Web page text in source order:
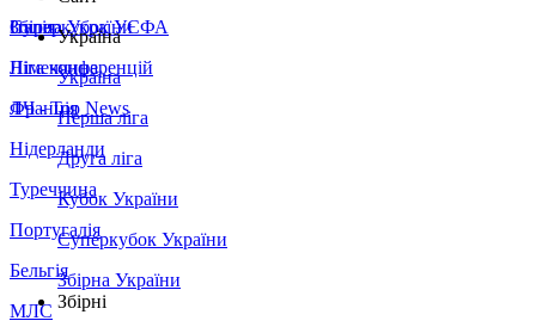
Збірна України
Італія
Німеччина
Франція
Нідерланди
Туреччина
Португалія
Бельгія
МЛС
Суперкубок УЄФА
Ліга конференцій
ЛЧ - Top News
Україна
Україна
Перша ліга
Друга ліга
Кубок України
Суперкубок України
Збірна України
Збірні